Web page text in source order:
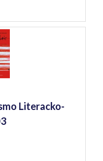
Literacko-